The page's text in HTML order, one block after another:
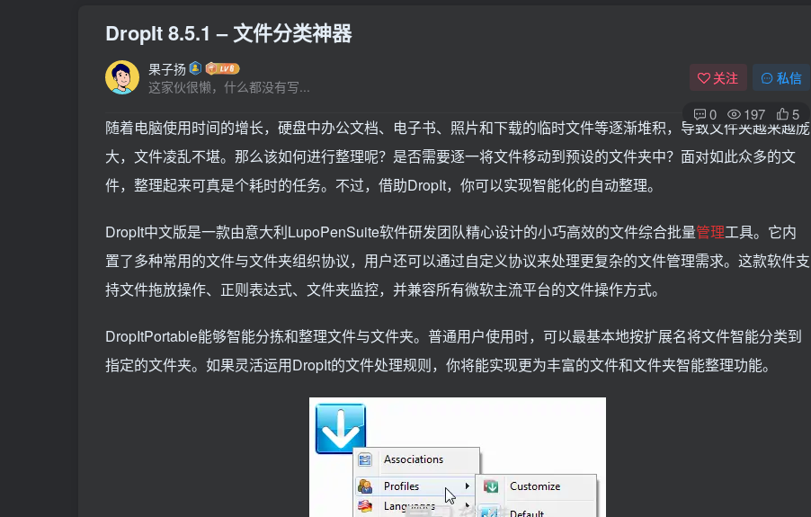
DropIt 8.5.1 – 文件分类神器
果子扬
这家伙很懒，什么都没有写...
关注 私信
0 197 5
随着电脑使用时间的增长，硬盘中办公文档、电子书、照片和下载的临时文件等逐渐堆积，导致文件夹越来越庞
大，文件凌乱不堪。那么该如何进行整理呢？是否需要逐一将文件移动到预设的文件夹中？面对如此众多的文
件，整理起来可真是个耗时的任务。不过，借助DropIt，你可以实现智能化的自动整理。
DropIt中文版是一款由意大利LupoPenSuite软件研发团队精心设计的小巧高效的文件综合批量管理工具。它内
置了多种常用的文件与文件夹组织协议，用户还可以通过自定义协议来处理更复杂的文件管理需求。这款软件支
持文件拖放操作、正则表达式、文件夹监控，并兼容所有微软主流平台的文件操作方式。
DropItPortable能够智能分拣和整理文件与文件夹。普通用户使用时，可以最基本地按扩展名将文件智能分类到
指定的文件夹。如果灵活运用DropIt的文件处理规则，你将能实现更为丰富的文件和文件夹智能整理功能。